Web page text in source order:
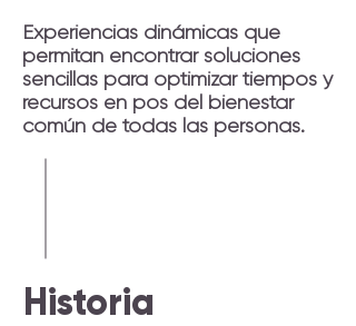
Experiencias dinámicas que
permitan encontrar soluciones
sencillas para optimizar tiempos y
recursos en pos del bienestar
común de todas las personas.
Historia